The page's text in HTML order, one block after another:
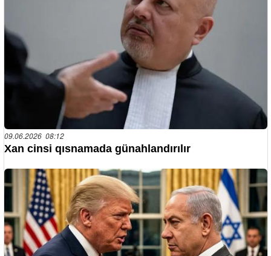
09.06.2026 08:12
Xan cinsi qısnamada günahlandırılır